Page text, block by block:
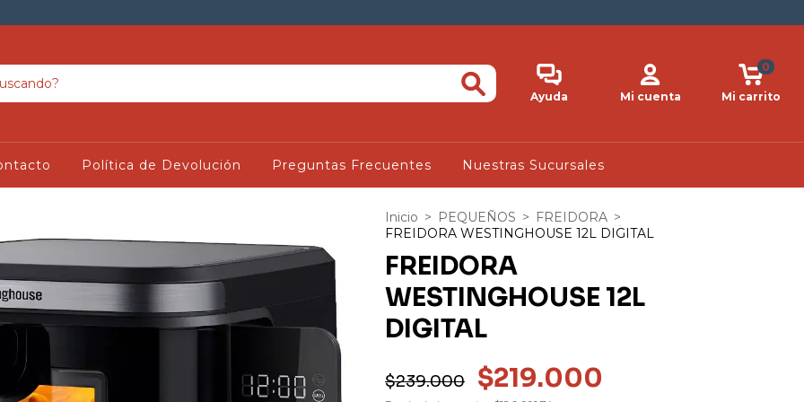
Ayuda Mi cuenta Mi carrito
0
Política de Devolución Preguntas Frecuentes Nuestras Sucursales
Inicio > PEQUEÑOS > FREIDORA >
FREIDORA WESTINGHOUSE 12L DIGITAL
FREIDORA
WESTINGHOUSE 12L
DIGITAL
$239.000 $219.000